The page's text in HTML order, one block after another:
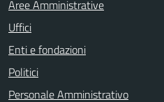
Aree Amministrative
Uffici
Enti e fondazioni
Politici
Personale Amministrativo